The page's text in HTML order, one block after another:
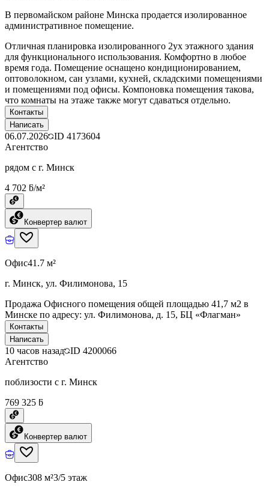
В первомайском районе Минска продается изолированное
административное помещение.
Отличная планировка изолированного 2ух этажного здания
для функционального использования. Комфортно в любое
время года. Помещение оснащено кондиционированием,
оптоволокном, сан узлами, кухней, складскими помещениями
и помещениями под офисы. Компоновка помещения такова,
что комнаты на этаже также могут сдаваться отдельно.
Контакты
Написать
06.07.2026 ID 4173604
Агентство
рядом с г. Минск
4 702 ƃ/м²
Конвертер валют
Офис41.7 м²
г. Минск, ул. Филимонова, 15
Продажа Офисного помещения общей площадью 41,7 м2 в
Минске по адресу: ул. Филимонова, д. 15, БЦ «Флагман»
Контакты
Написать
10 часов назад ID 4200066
Агентство
поблизости с г. Минск
769 325 ƃ
Конвертер валют
Офис308 м²3/5 этаж